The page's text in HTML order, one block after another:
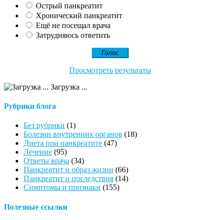
Острый панкреатит
Хронический панкреатит
Ещё не посещал врача
Затрудняюсь ответить
Просмотреть результаты
Загрузка ...
Рубрики блога
Без рубрики (1)
Болезни внутренних органов (18)
Диета при панкреатите (47)
Лечение (95)
Ответы врача (34)
Панкреатит и образ жизни (66)
Панкреатит и последствия (14)
Симптомы и признаки (155)
Полезные ссылки